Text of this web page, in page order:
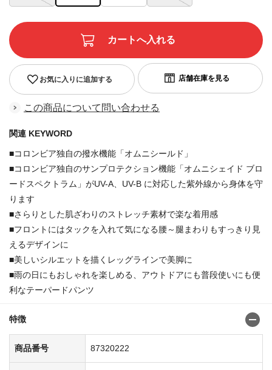
お気に入りに追加する
この商品について問い合わせる
関連 KEYWORD
■コロンビア独自の撥水機能「オムニシールド」
■コロンビア独自のサンプロテクション機能「オムニシェイド ブロ
ードスペクトラム」がUV-A、UV-B に対応した紫外線から身体を守
ります
■さらりとした肌ざわりのストレッチ素材で楽な着用感
■フロントにはタックを入れて気になる腰～腿まわりもすっきり見
えるデザインに
■美しいシルエットを描くレッグラインで美脚に
■雨の日にもおしゃれを楽しめる、アウトドアにも普段使いにも便
利なテーパードパンツ
特徴
商品番号 87320222